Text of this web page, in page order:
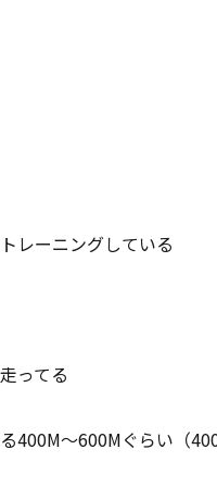
レーニングしている
ってる
400M～600Mぐらい（